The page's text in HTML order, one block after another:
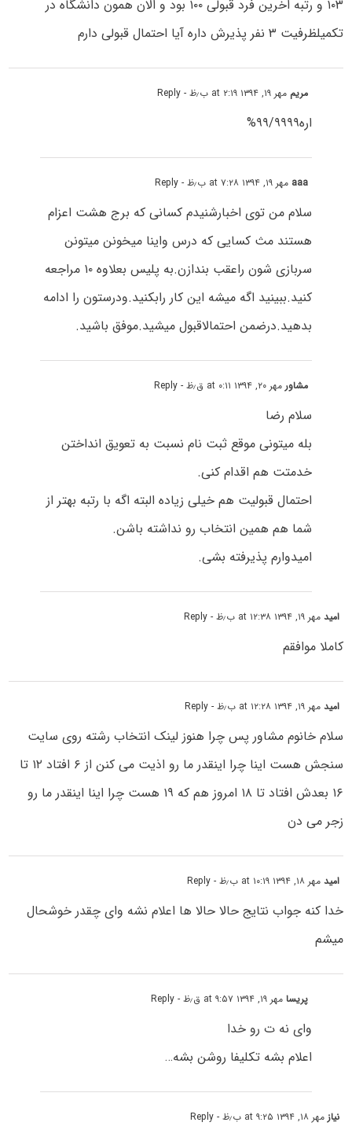
۱۰۳ و رتبه اخرین فرد قبولی ۱۰۰ بود و الان همون دانشگاه در
تکمیلظرفیت ۳ نفر پذیرش داره آیا احتمال قبولی دارم
مریم مهر ۱۹, ۱۳۹۴ at ۲:۱۹ ب٫ظ - Reply
اره۹۹/۹۹۹۹%
aaa مهر ۱۹, ۱۳۹۴ at ۷:۲۸ ب٫ظ - Reply
سلام من توی اخبارشنیدم کسانی که برج هشت اعزام
هستند مث کسایی که درس واینا میخونن میتونن
سربازی شون راعقب بندازن.به پلیس بعلاوه ۱۰ مراجعه
کنید.ببینید اگه میشه این کار رابکنید.ودرستون را ادامه
بدهید.درضمن احتمالاقبول میشید.موفق باشید.
مشاور مهر ۲۰, ۱۳۹۴ at ۰:۱۱ ق٫ظ - Reply
سلام رضا
بله میتونی موقع ثبت نام نسبت به تعویق انداختن
خدمتت هم اقدام کنی.
احتمال قبولیت هم خیلی زیاده البته اگه با رتبه بهتر از
شما هم همین انتخاب رو نداشته باشن.
امیدوارم پذیرفته بشی.
امیدمهر ۱۹, ۱۳۹۴ at ۱۲:۳۸ ب٫ظ - Reply
کاملا موافقم
امیدمهر ۱۹, ۱۳۹۴ at ۱۲:۲۸ ب٫ظ - Reply
سلام خانوم مشاور پس چرا هنوز لینک انتخاب رشته روی سایت
سنجش هست اینا چرا اینقدر ما رو اذیت می کنن از ۶ افتاد ۱۲ تا
۱۶ بعدش افتاد تا ۱۸ امروز هم که ۱۹ هست چرا اینا اینقدر ما رو
زجر می دن
امیدمهر ۱۸, ۱۳۹۴ at ۱۰:۱۹ ب٫ظ - Reply
خدا کنه جواب نتایج حالا حالا ها اعلام نشه وای چقدر خوشحال
میشم
پریسامهر ۱۹, ۱۳۹۴ at ۹:۵۷ ق٫ظ - Reply
وای نه ت رو خدا
اعلام بشه تکلیفا روشن بشه…
نیاز مهر ۱۸, ۱۳۹۴ at ۹:۲۵ ب٫ظ - Reply